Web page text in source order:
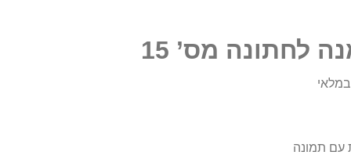
לחתונה מס’ 15
במלאי
עם תמונה